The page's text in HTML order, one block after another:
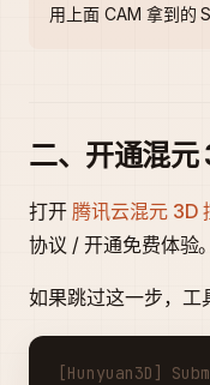
用上面 CAM 拿到的
二、开通混元
打开 腾讯云混元 3D
协议 / 开通免费体验。
如果跳过这一步，工
[Hunyuan3D]